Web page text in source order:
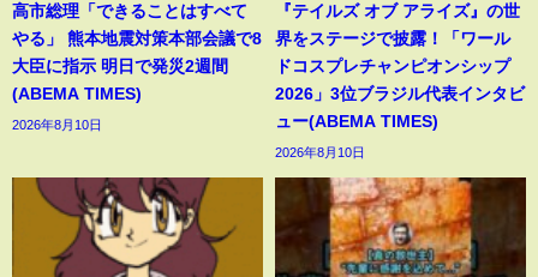
高市総理「できることはすべて
やる」 熊本地震対策本部会議で8
大臣に指示 明日で発災2週間
(ABEMA TIMES)
2026年8月10日
『テイルズ オブ アライズ』の世
界をステージで披露！「ワール
ドコスプレチャンピオンシップ
2026」3位ブラジル代表インタビ
ュー(ABEMA TIMES)
2026年8月10日